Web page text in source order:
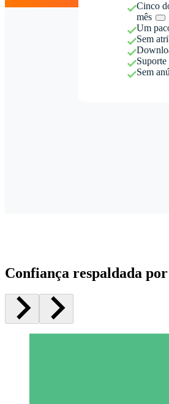
Cinco
mês
Um
Sem
Sem
Confiança respaldada